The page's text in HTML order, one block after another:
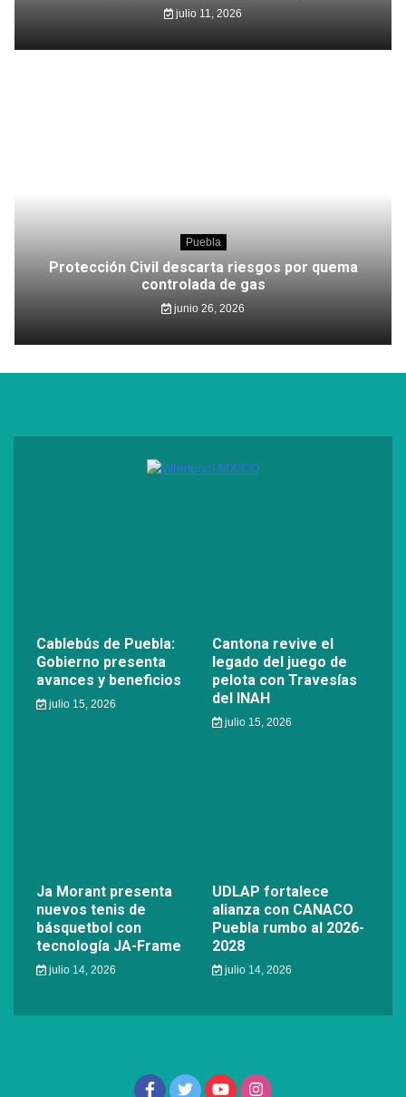
julio 11, 2026
Puebla
Protección Civil descarta riesgos por quema
controlada de gas
junio 26, 2026
Cablebús de Puebla:
Gobierno presenta
avances y beneficios
julio 15, 2026
Cantona revive el
legado del juego de
pelota con Travesías
del INAH
julio 15, 2026
Ja Morant presenta
nuevos tenis de
básquetbol con
tecnología JA-Frame
julio 14, 2026
UDLAP fortalece
alianza con CANACO
Puebla rumbo al 2026-
2028
julio 14, 2026